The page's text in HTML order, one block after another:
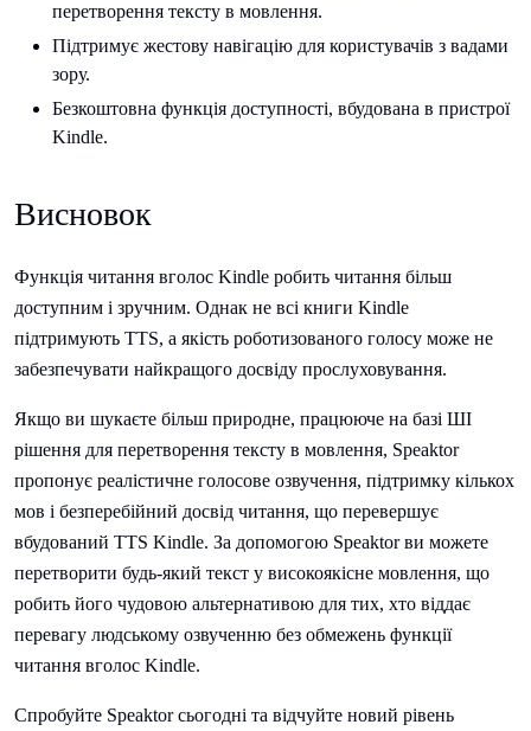
перетворення тексту в мовлення.
Підтримує жестову навігацію для користувачів з вадами
зору.
Безкоштовна функція доступності, вбудована в пристрої
Kindle.
Висновок
Функція читання вголос Kindle робить читання більш
доступним і зручним. Однак не всі книги Kindle
підтримують TTS, а якість роботизованого голосу може не
забезпечувати найкращого досвіду прослуховування.
Якщо ви шукаєте більш природне, працююче на базі ШІ
рішення для перетворення тексту в мовлення, Speaktor
пропонує реалістичне голосове озвучення, підтримку кількох
мов і безперебійний досвід читання, що перевершує
вбудований TTS Kindle. За допомогою Speaktor ви можете
перетворити будь-який текст у високоякісне мовлення, що
робить його чудовою альтернативою для тих, хто віддає
перевагу людському озвученню без обмежень функції
читання вголос Kindle.
Спробуйте Speaktor сьогодні та відчуйте новий рівень